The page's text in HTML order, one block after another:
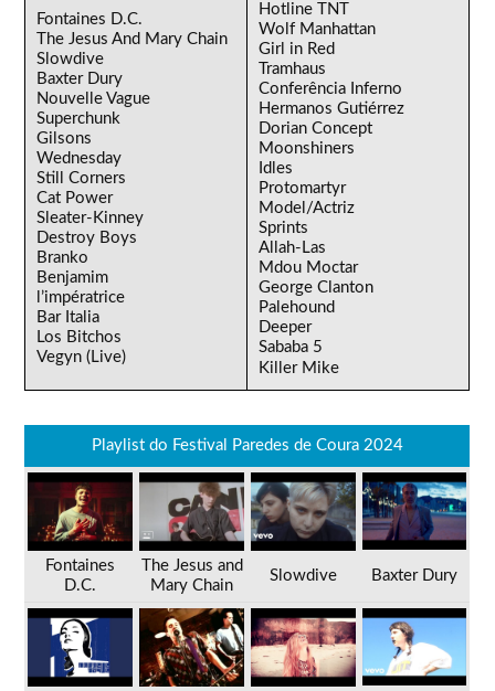
Fontaines D.C.
The Jesus And Mary Chain
Slowdive
Baxter Dury
Nouvelle Vague
Superchunk
Gilsons
Wednesday
Still Corners
Cat Power
Sleater-Kinney
Destroy Boys
Branko
Benjamim
l’impératrice
Bar Italia
Los Bitchos
Vegyn (Live)
Hotline TNT
Wolf Manhattan
Girl in Red
Tramhaus
Conferência Inferno
Hermanos Gutiérrez
Dorian Concept
Moonshiners
Idles
Protomartyr
Model/Actriz
Sprints
Allah-Las
Mdou Moctar
George Clanton
Palehound
Deeper
Sababa 5
Killer Mike
Playlist do Festival Paredes de Coura 2024
Fontaines
D.C.
The Jesus and
Mary Chain
Slowdive Baxter Dury